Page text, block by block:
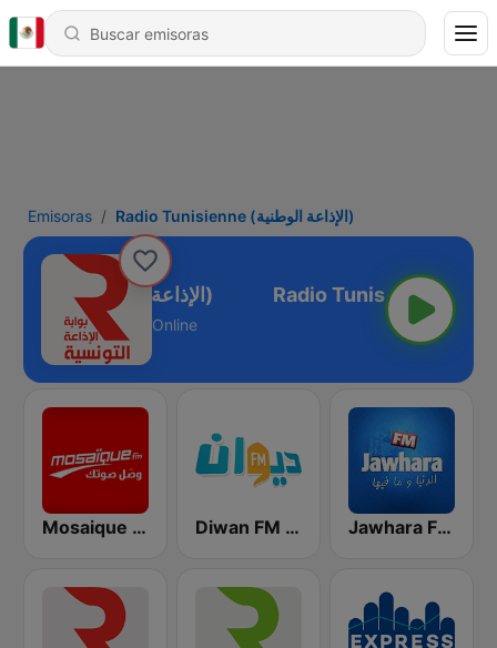
Emisoras Radio Tunisienne (الإذاعة الوطنية)
Radio Tunisienne (الإذاعة الوطنية)
Online
Mosaique FM (موزاييك إف إم) Diwan FM (ديوان إف إم) Jawhara FM (جوهرة أف آم)